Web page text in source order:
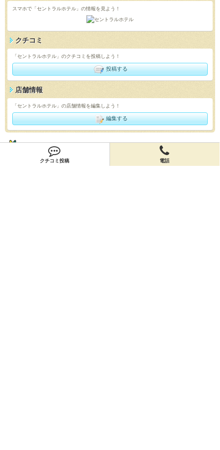
クチコミ投稿 電話
スマホで「セントラルホテル」の情報を見よう！
クチコミ
「セントラルホテル」のクチコミを投稿しよう！
投稿する
店舗情報
「セントラルホテル」の店舗情報を編集しよう！
編集する
会員登録
無料会員登録